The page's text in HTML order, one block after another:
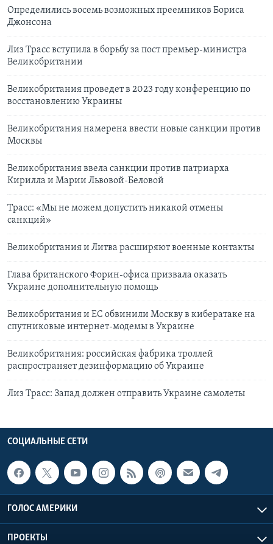
Определились восемь возможных преемников Бориса
Джонсона
Лиз Трасс вступила в борьбу за пост премьер-министра
Великобритании
Великобритания проведет в 2023 году конференцию по
восстановлению Украины
Великобритания намерена ввести новые санкции против
Москвы
Великобритания ввела санкции против патриарха
Кирилла и Марии Львовой-Беловой
Трасс: «Мы не можем допустить никакой отмены
санкций»
Великобритания и Литва расширяют военные контакты
Глава британского Форин-офиса призвала оказать
Украине дополнительную помощь
Великобритания и ЕС обвинили Москву в кибератаке на
спутниковые интернет-модемы в Украине
Великобритания: российская фабрика троллей
распространяет дезинформацию об Украине
Лиз Трасс: Запад должен отправить Украине самолеты
СОЦИАЛЬНЫЕ СЕТИ
ГОЛОС АМЕРИКИ
ПРОЕКТЫ